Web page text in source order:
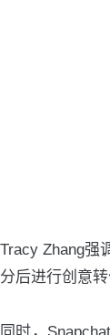
Tracy Zhang强
分后进行创意